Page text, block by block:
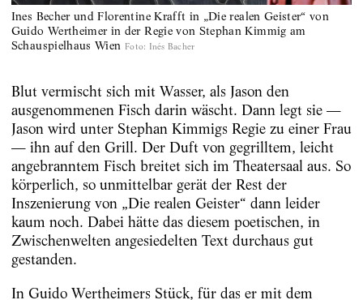
Ines Becher und Florentine Krafft in „Die realen Geister“ von
Guido Wertheimer in der Regie von Stephan Kimmig am
Schauspielhaus Wien Foto: Inés Bacher
Blut vermischt sich mit Wasser, als Jason den
ausgenommenen Fisch darin wäscht. Dann legt sie —
Jason wird unter Stephan Kimmigs Regie zu einer Frau
— ihn auf den Grill. Der Duft von gegrilltem, leicht
angebranntem Fisch breitet sich im Theatersaal aus. So
körperlich, so unmittelbar gerät der Rest der
Inszenierung von „Die realen Geister“ dann leider
kaum noch. Dabei hätte das diesem poetischen, in
Zwischenwelten angesiedelten Text durchaus gut
gestanden.
In Guido Wertheimers Stück, für das er mit dem